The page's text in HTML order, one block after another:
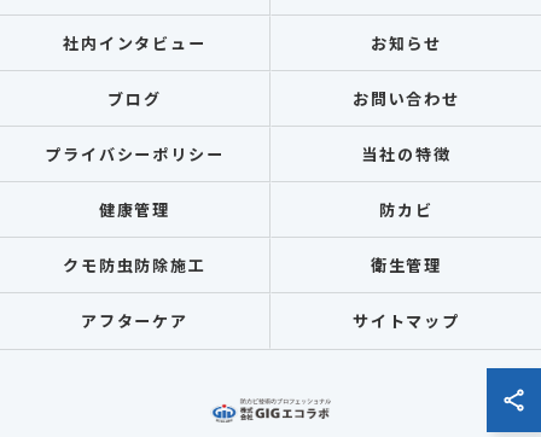
社内インタビュー お知らせ
ブログ お問い合わせ
プライバシーポリシー 当社の特徴
健康管理 防カビ
クモ防虫防除施工 衛生管理
アフターケア サイトマップ